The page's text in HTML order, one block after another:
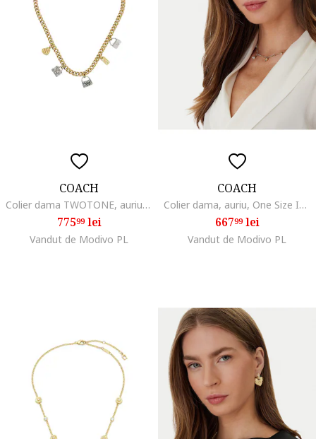
COACH
Colier dama TWOTONE, auriu, 37527583
77599lei
Vandut de Modivo PL
COACH
Colier dama, auriu, One Size INTL
66799lei
Vandut de Modivo PL